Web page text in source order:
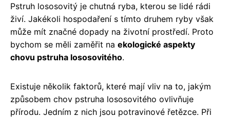
Pstruh lososovitý je chutná ryba, kterou se lidé rádi
živí. Jakékoli hospodaření s tímto druhem ryby však
může mít značné dopady na životní prostředí. Proto
bychom se měli zaměřit na ekologické aspekty
chovu pstruha lososovitého.
Existuje několik faktorů, které mají vliv na to, jakým
způsobem chov pstruha lososovitého ovlivňuje
přírodu. Jedním z nich jsou potravinové řetězce. Při